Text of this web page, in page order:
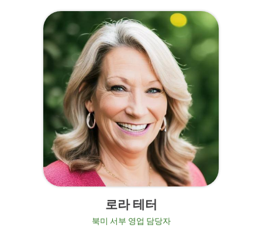
로라 테터
북미 서부 영업 담당자